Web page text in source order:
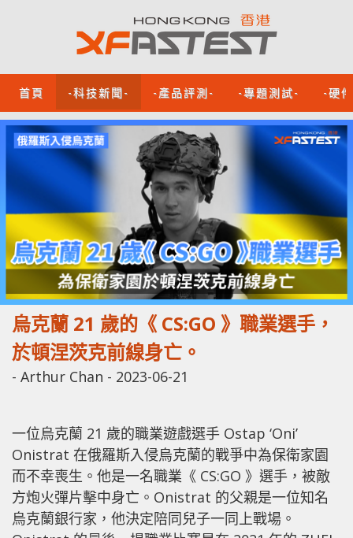
首頁 -科技新聞- -產品評測- -專題測試- -硬
烏克蘭 21 歲的《 CS:GO 》職業選手，
於頓涅茨克前線身亡。
- Arthur Chan - 2023-06-21
一位烏克蘭 21 歲的職業遊戲選手 Ostap ‘Oni’
Onistrat 在俄羅斯入侵烏克蘭的戰爭中為保衛家園
而不幸喪生。他是一名職業《 CS:GO 》選手，被敵
方炮火彈片擊中身亡。Onistrat 的父親是一位知名
烏克蘭銀行家，他決定陪同兒子一同上戰場。